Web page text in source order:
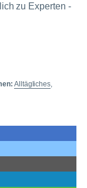
zu Experten -
Alltägliches,